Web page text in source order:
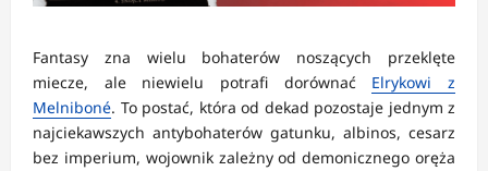
Fantasy zna wielu bohaterów noszących przeklęte
miecze, ale niewielu potrafi dorównać Elrykowi z
Melniboné. To postać, która od dekad pozostaje jednym z
najciekawszych antybohaterów gatunku, albinos, cesarz
bez imperium, wojownik zależny od demonicznego oręża